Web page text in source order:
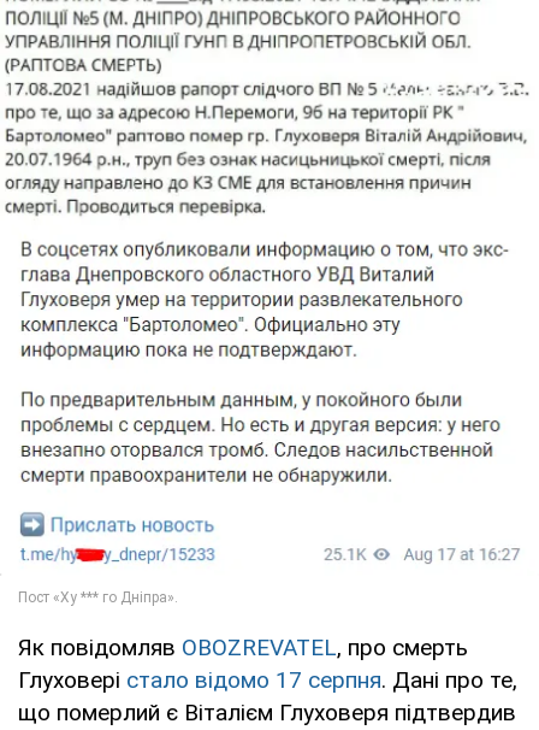
Як повідомляв OBOZREVATEL, про смерть
Глуховері стало відомо 17 серпня. Дані про те,
що померлий є Віталієм Глуховеря підтвердив